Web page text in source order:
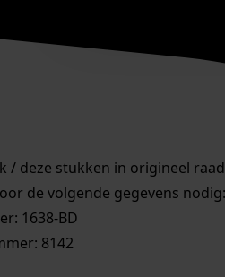
/ deze stukken in origineel
de volgende gegevens nodig:
1638-BD
8142